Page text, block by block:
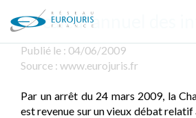
Le calcul annuel des
Publié le : 04/06/2009
Source : www.eurojuris.fr
Par un arrêt du 24 mars 2009, la
est revenue sur un vieux débat relatif